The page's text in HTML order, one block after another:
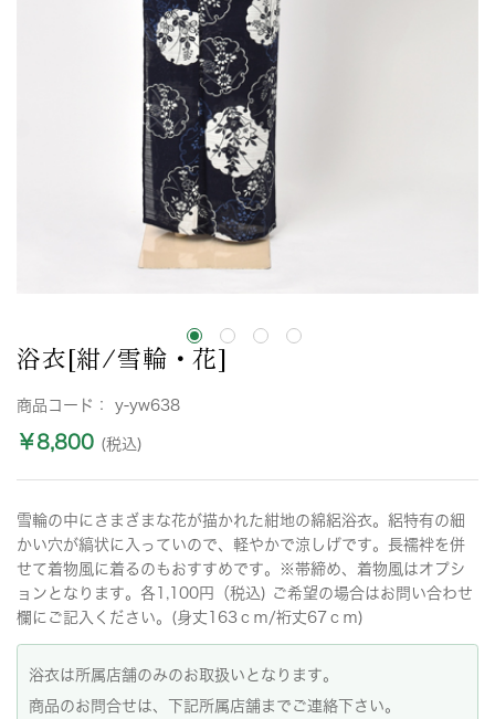
浴衣[紺/雪輪・花]
商品コード： y-yw638
￥8,800 (税込)
雪輪の中にさまざまな花が描かれた紺地の綿絽浴衣。絽特有の細
かい穴が縞状に入っていので、軽やかで涼しげです。長襦袢を併
せて着物風に着るのもおすすめです。※帯締め、着物風はオプシ
ョンとなります。各1,100円（税込) ご希望の場合はお問い合わせ
欄にご記入ください。(身丈163ｃｍ/裄丈67ｃｍ)
浴衣は所属店舗のみのお取扱いとなります。
商品のお問合せは、下記所属店舗までご連絡下さい。